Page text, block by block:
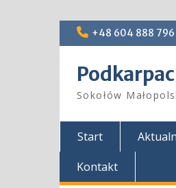
Skip
+48 604 888 796
Sokołów
Start
Kontakt